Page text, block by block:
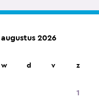
augustus 2026
w d v z
1